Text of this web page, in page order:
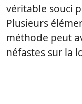
véritable souci
Plusieurs
méthode peut
néfastes sur la